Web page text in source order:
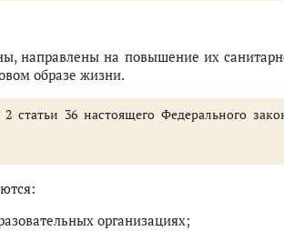
направлены на повышение их
образе жизни.
36 настоящего Федерального
организациях;